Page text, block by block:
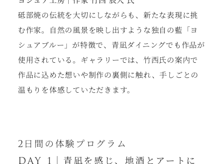
砥部焼の伝統を大切にしながらも、新たな表現に挑
む作家。自然の風景を映し出すような独自の藍「ヨ
シュアブルー」が特徴で、青凪ダイニングでも作品が
使用されている。ギャラリーでは、竹西氏の案内で
作品に込めた想いや制作の裏側に触れ、手しごとの
温もりを体感していただきます。
2日間の体験プログラム
DAY 1｜青凪を感じ、地酒とアートに